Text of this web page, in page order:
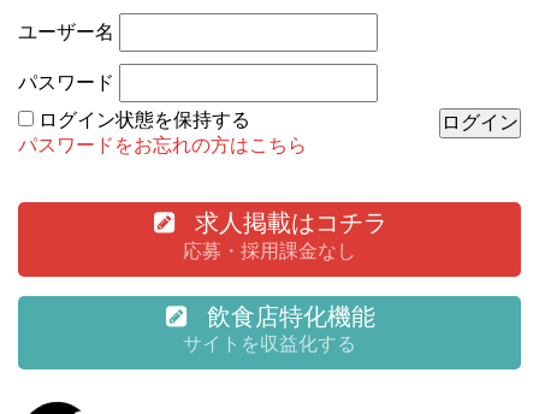
ユーザー名
パスワード
ログイン状態を保持する
パスワードをお忘れの方はこちら
求人掲載はコチラ
応募・採用課金なし
飲食店特化機能
サイトを収益化する